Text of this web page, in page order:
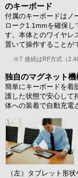
のキーボード
付属のキーボードはノ
ローク1.1mmを確保し
す。本体とのワイヤレ
置いて操作することが
※7 接続はRF方式（
独自のマグネット機
簡単にキーボードを着
護した状態で安心して
体への装着で自動充電
（左）タブレット形